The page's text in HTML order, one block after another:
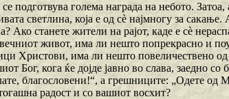
подготвува голема награда на небото.
светлина, која е од сѐ најмногу за сакање.
станете жители на рајот, каде е сѐ
живот, има ли нешто попрекрасно и
Христови, има ли нешто повеличествено од
Бог, кога ќе дојде јавно во слава, заедно со
благословени!“, а грешниците: „Одете од
радост и со вашиот восхит?